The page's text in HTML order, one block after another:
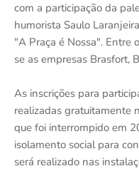
com a participação da
humorista Saulo
"A Praça é Nossa". Entre
se as empresas Brasfort,
As inscrições para
realizadas gratuitamente
que foi interrompido em
isolamento social para
será realizado nas